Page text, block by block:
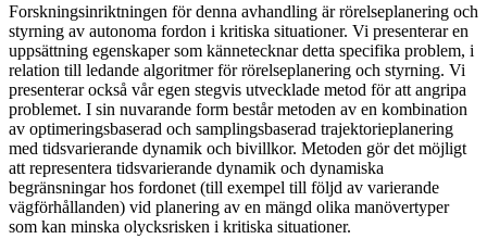
Forskningsinriktningen för denna avhandling är rörelseplanering och
styrning av autonoma fordon i kritiska situationer. Vi presenterar en
uppsättning egenskaper som kännetecknar detta specifika problem, i
relation till ledande algoritmer för rörelseplanering och styrning. Vi
presenterar också vår egen stegvis utvecklade metod för att angripa
problemet. I sin nuvarande form består metoden av en kombination
av optimeringsbaserad och samplingsbaserad trajektorieplanering
med tidsvarierande dynamik och bivillkor. Metoden gör det möjligt
att representera tidsvarierande dynamik och dynamiska
begränsningar hos fordonet (till exempel till följd av varierande
vägförhållanden) vid planering av en mängd olika manövertyper
som kan minska olycksrisken i kritiska situationer.